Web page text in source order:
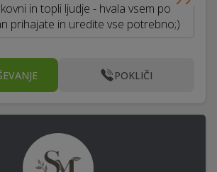
in topli ljudje - hvala vsem po
prihajate in uredite vse potrebno;)
POKLIČI